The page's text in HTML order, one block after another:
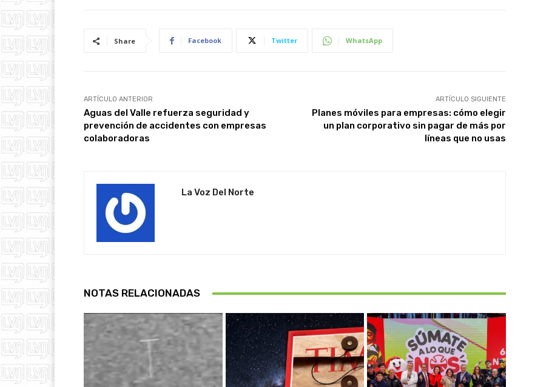
Share Facebook Twitter WhatsApp
ARTÍCULO ANTERIOR
Aguas del Valle refuerza seguridad y
prevención de accidentes con empresas
colaboradoras
ARTÍCULO SIGUIENTE
Planes móviles para empresas: cómo elegir
un plan corporativo sin pagar de más por
líneas que no usas
La Voz Del Norte
NOTAS RELACIONADAS